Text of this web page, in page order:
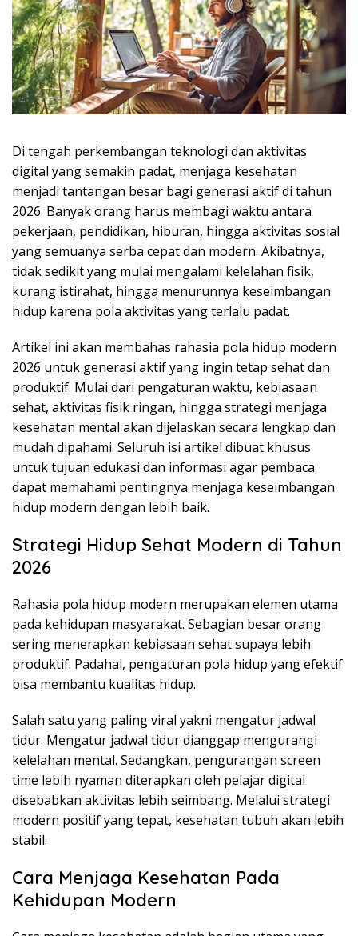
Di tengah perkembangan teknologi dan aktivitas
digital yang semakin padat, menjaga kesehatan
menjadi tantangan besar bagi generasi aktif di tahun
2026. Banyak orang harus membagi waktu antara
pekerjaan, pendidikan, hiburan, hingga aktivitas sosial
yang semuanya serba cepat dan modern. Akibatnya,
tidak sedikit yang mulai mengalami kelelahan fisik,
kurang istirahat, hingga menurunnya keseimbangan
hidup karena pola aktivitas yang terlalu padat.
Artikel ini akan membahas rahasia pola hidup modern
2026 untuk generasi aktif yang ingin tetap sehat dan
produktif. Mulai dari pengaturan waktu, kebiasaan
sehat, aktivitas fisik ringan, hingga strategi menjaga
kesehatan mental akan dijelaskan secara lengkap dan
mudah dipahami. Seluruh isi artikel dibuat khusus
untuk tujuan edukasi dan informasi agar pembaca
dapat memahami pentingnya menjaga keseimbangan
hidup modern dengan lebih baik.
Strategi Hidup Sehat Modern di Tahun
2026
Rahasia pola hidup modern merupakan elemen utama
pada kehidupan masyarakat. Sebagian besar orang
sering menerapkan kebiasaan sehat supaya lebih
produktif. Padahal, pengaturan pola hidup yang efektif
bisa membantu kualitas hidup.
Salah satu yang paling viral yakni mengatur jadwal
tidur. Mengatur jadwal tidur dianggap mengurangi
kelelahan mental. Sedangkan, pengurangan screen
time lebih nyaman diterapkan oleh pelajar digital
disebabkan aktivitas lebih seimbang. Melalui strategi
modern positif yang tepat, kesehatan tubuh akan lebih
stabil.
Cara Menjaga Kesehatan Pada
Kehidupan Modern